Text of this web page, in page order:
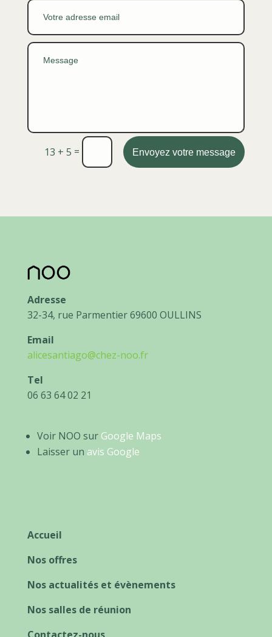
13 + 5 = Envoyez votre message
Adresse
32-34, rue Parmentier 69600 OULLINS
Email
alicesantiago@chez-noo.fr
Tel
06 63 64 02 21
Voir NOO sur Google Maps
Laisser un avis Google
Accueil
Nos offres
Nos actualités et évènements
Nos salles de réunion